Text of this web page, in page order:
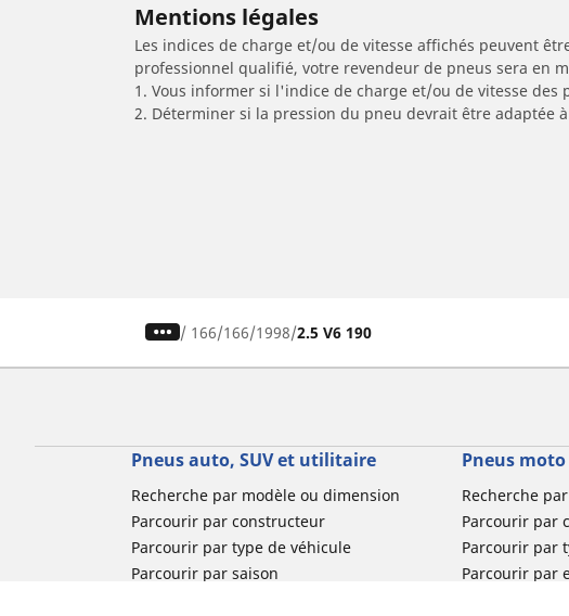
Mentions légales
Les indices de charge et/ou de vitesse affichés peuvent
professionnel qualifié, votre revendeur de pneus sera en
1. Vous informer si l'indice de charge et/ou de vitesse
2. Déterminer si la pression du pneu devrait être adaptée
/ 166 166 1998 2.5 V6 190
Pneus auto, SUV et utilitaire
Recherche par modèle ou dimension
Parcourir par constructeur
Parcourir par type de véhicule
Parcourir par saison
Pneus
Recherche
Parcourir par
Parcourir par
Parcourir par